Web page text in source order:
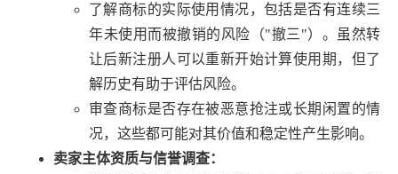
了解商标的实际使用情况，包括是否有连续三
年未使用而被撤销的风险（"撤三"）。虽然转
让后新注册人可以重新开始计算使用期，但了
解历史有助于评估风险。
审查商标是否存在被恶意抢注或长期闲置的情
况，这些都可能对其价值和稳定性产生影响。
卖家主体资质与信誉调查：